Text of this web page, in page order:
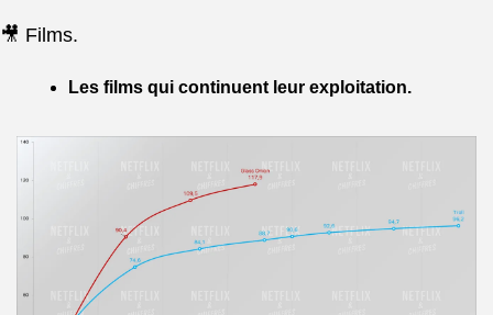
🎥 Films.
Les films qui continuent leur exploitation.